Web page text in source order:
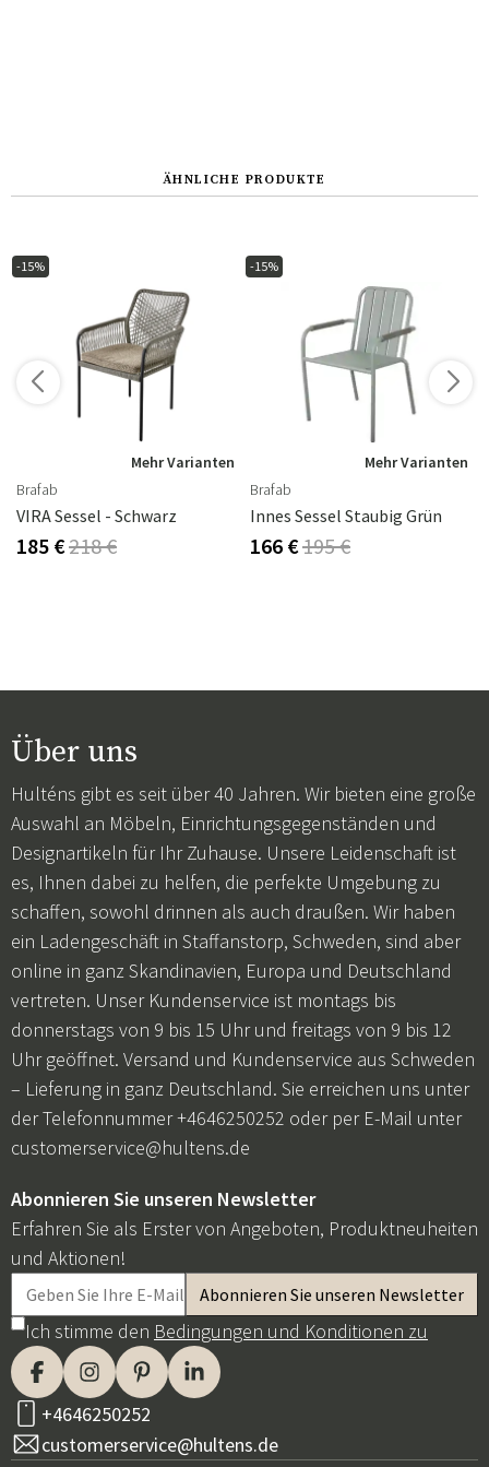
ÄHNLICHE PRODUKTE
-15%
Mehr Varianten
Brafab
VIRA Sessel - Schwarz
185 €218 €
-15%
Mehr Varianten
Brafab
Innes Sessel Staubig Grün
166 €195 €
Über uns
Hulténs gibt es seit über 40 Jahren. Wir bieten eine große
Auswahl an Möbeln, Einrichtungsgegenständen und
Designartikeln für Ihr Zuhause. Unsere Leidenschaft ist
es, Ihnen dabei zu helfen, die perfekte Umgebung zu
schaffen, sowohl drinnen als auch draußen. Wir haben
ein Ladengeschäft in Staffanstorp, Schweden, sind aber
online in ganz Skandinavien, Europa und Deutschland
vertreten. Unser Kundenservice ist montags bis
donnerstags von 9 bis 15 Uhr und freitags von 9 bis 12
Uhr geöffnet. Versand und Kundenservice aus Schweden
– Lieferung in ganz Deutschland. Sie erreichen uns unter
der Telefonnummer +4646250252 oder per E-Mail unter
customerservice@hultens.de
Abonnieren Sie unseren Newsletter
Erfahren Sie als Erster von Angeboten, Produktneuheiten
und Aktionen!
Ich stimme den Bedingungen und Konditionen zu
+4646250252
customerservice@hultens.de